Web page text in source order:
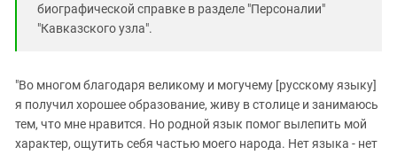
биографической справке в разделе "Персоналии"
"Кавказского узла".
"Во многом благодаря великому и могучему [русскому языку]
я получил хорошее образование, живу в столице и занимаюсь
тем, что мне нравится. Но родной язык помог вылепить мой
характер, ощутить себя частью моего народа. Нет языка - нет